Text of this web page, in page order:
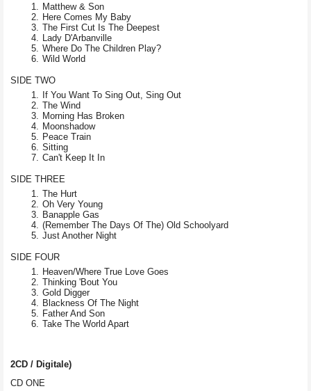
Matthew & Son
Here Comes My Baby
The First Cut Is The Deepest
Lady D'Arbanville
Where Do The Children Play?
Wild World
SIDE TWO
If You Want To Sing Out, Sing Out
The Wind
Morning Has Broken
Moonshadow
Peace Train
Sitting
Can't Keep It In
SIDE THREE
The Hurt
Oh Very Young
Banapple Gas
(Remember The Days Of The) Old Schoolyard
Just Another Night
SIDE FOUR
Heaven/Where True Love Goes
Thinking 'Bout You
Gold Digger
Blackness Of The Night
Father And Son
Take The World Apart
2CD / Digitale)
CD ONE